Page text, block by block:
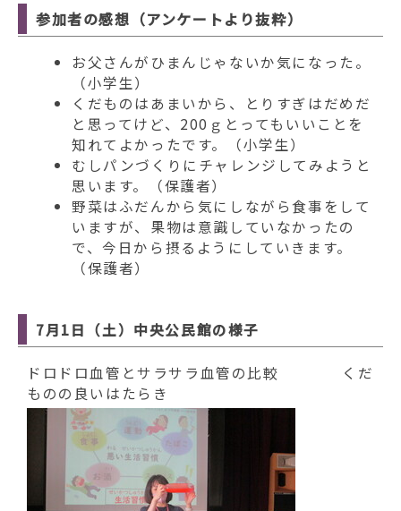
参加者の感想（アンケートより抜粋）
お父さんがひまんじゃないか気になった。
（小学生）
くだものはあまいから、とりすぎはだめだ
と思ってけど、200ｇとってもいいことを
知れてよかったです。（小学生）
むしパンづくりにチャレンジしてみようと
思います。（保護者）
野菜はふだんから気にしながら食事をして
いますが、果物は意識していなかったの
で、今日から摂るようにしていきます。
（保護者）
7月1日（土）中央公民館の様子
ドロドロ血管とサラサラ血管の比較
くだ
ものの良いはたらき